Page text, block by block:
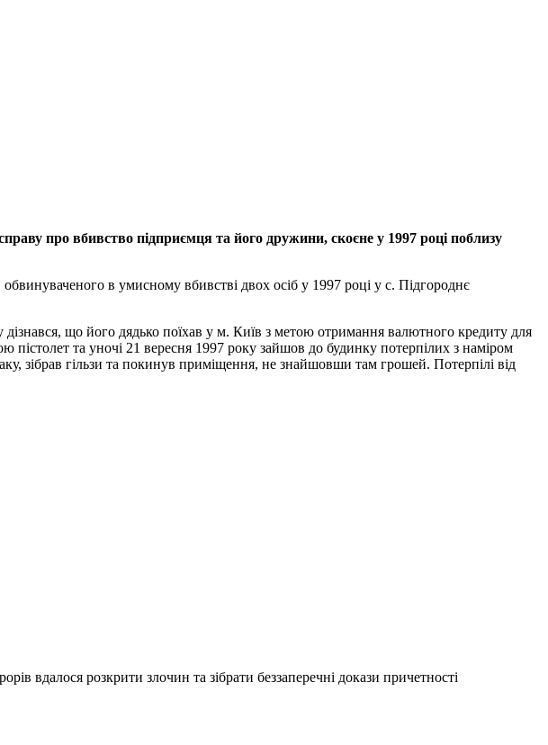
про вбивство підприємця та його дружини, скоєне у 1997 році поблизу
в умисному вбивстві двох осіб у 1997 році у с. Підгороднє
що його дядько поїхав у м. Київ з метою отримання валютного кредиту для
пістолет та уночі 21 вересня 1997 року зайшов до будинку потерпілих з наміром
зібрав гільзи та покинув приміщення, не знайшовши там грошей. Потерпілі від
вдалося розкрити злочин та зібрати беззаперечні докази причетності